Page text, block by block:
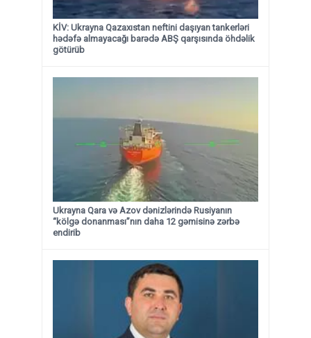
KİV: Ukrayna Qazaxıstan neftini daşıyan tankerləri
hədəfə almayacağı barədə ABŞ qarşısında öhdəlik
götürüb
Ukrayna Qara və Azov dənizlərində Rusiyanın
“kölgə donanması”nın daha 12 gəmisinə zərbə
endirib